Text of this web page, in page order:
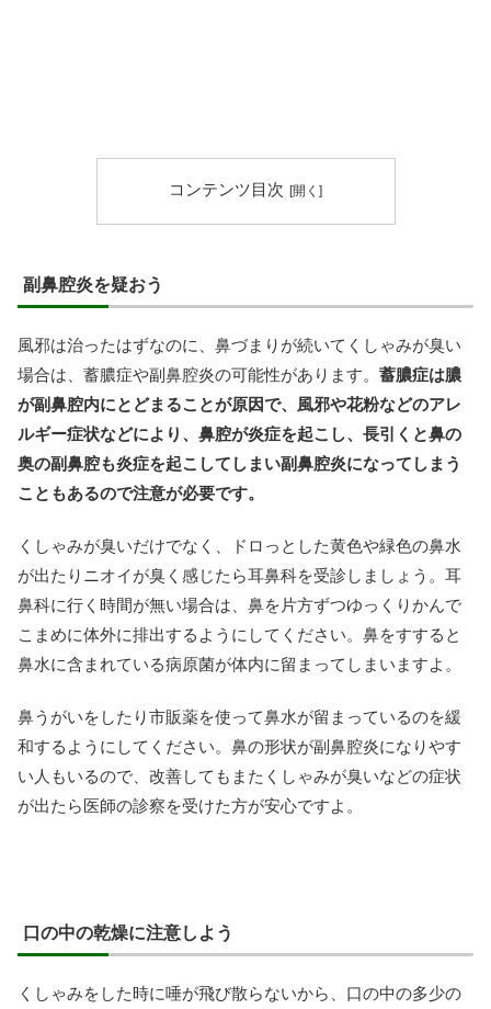
コンテンツ目次
副鼻腔炎を疑おう
風邪は治ったはずなのに、鼻づまりが続いてくしゃみが臭い
場合は、蓄膿症や副鼻腔炎の可能性があります。 蓄膿症は膿
が副鼻腔内にとどまることが原因で、風邪や花粉などのアレ
ルギー症状などにより、鼻腔が炎症を起こし、長引くと鼻の
奥の副鼻腔も炎症を起こしてしまい副鼻腔炎になってしまう
こともあるので注意が必要です。
くしゃみが臭いだけでなく、ドロっとした黄色や緑色の鼻水
が出たりニオイが臭く感じたら耳鼻科を受診しましょう。耳
鼻科に行く時間が無い場合は、鼻を片方ずつゆっくりかんで
こまめに体外に排出するようにしてください。鼻をすすると
鼻水に含まれている病原菌が体内に留まってしまいますよ。
鼻うがいをしたり市販薬を使って鼻水が留まっているのを緩
和するようにしてください。鼻の形状が副鼻腔炎になりやす
い人もいるので、改善してもまたくしゃみが臭いなどの症状
が出たら医師の診察を受けた方が安心ですよ。
口の中の乾燥に注意しよう
くしゃみをした時に唾が飛び散らないから、口の中の多少の